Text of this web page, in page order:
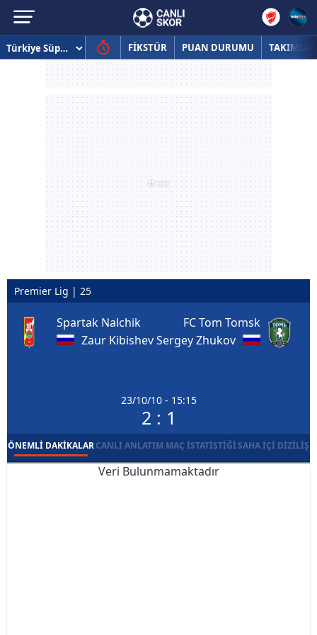
FİKSTÜR PUAN DURUMU TAKIMLAR
Premier Lig | 25
Spartak Nalchik
Zaur Kibishev
23/10/10 - 15:15
2 : 1
FC Tom Tomsk
Sergey Zhukov
ÖNEMLI DAKIKALARCANLI ANLATIM MAÇ İSTATISTIĞISAHA İÇI DIZILIŞ
Veri Bulunmamaktadır